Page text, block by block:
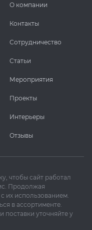
О компании
Контакты
Сотрудничество
Статьи
Мероприятия
Проекты
Интерьеры
Отзывы
чтобы сайт работал
Продолжая
их использованием.
в ассортименте.
поставки уточняйте у